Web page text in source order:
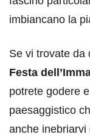
imbiancano la
Se vi trovate da
Festa
potrete godere
paesaggistico
anche